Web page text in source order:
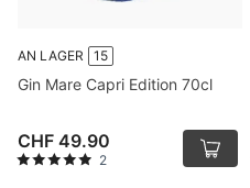
AN LAGER 15
Gin Mare Capri Edition 70cl
CHF 49.90
2